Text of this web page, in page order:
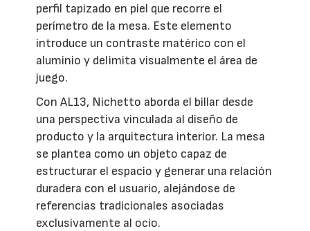
perfil tapizado en piel que recorre el
perímetro de la mesa. Este elemento
introduce un contraste matérico con el
aluminio y delimita visualmente el área de
juego.
Con AL13, Nichetto aborda el billar desde
una perspectiva vinculada al diseño de
producto y la arquitectura interior. La mesa
se plantea como un objeto capaz de
estructurar el espacio y generar una relación
duradera con el usuario, alejándose de
referencias tradicionales asociadas
exclusivamente al ocio.